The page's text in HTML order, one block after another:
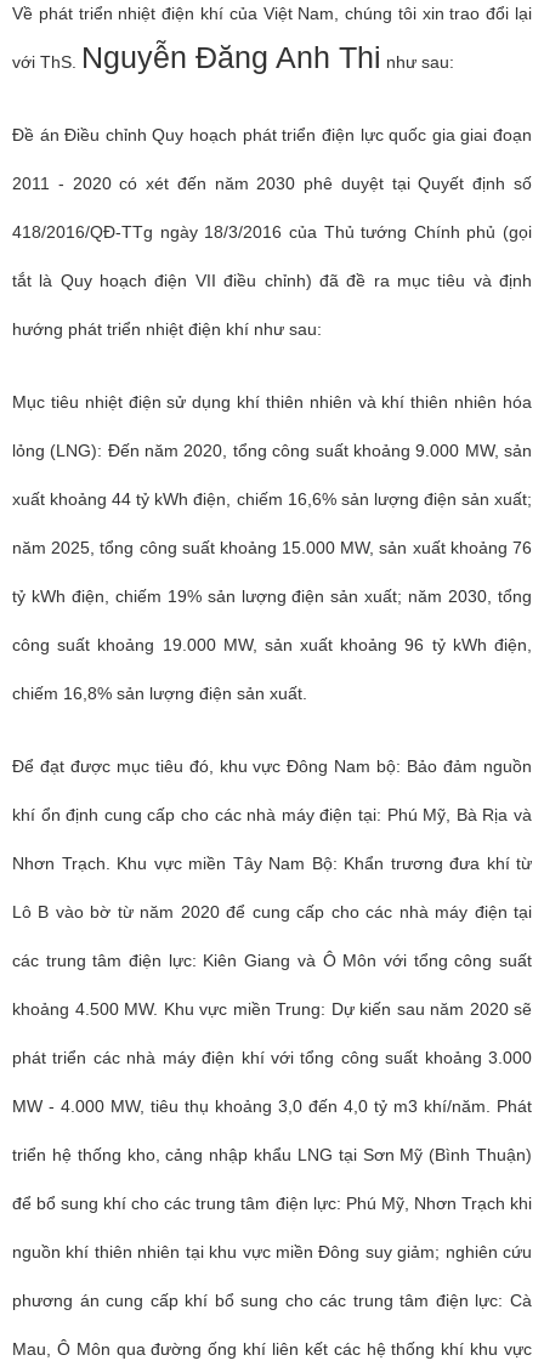
Về phát triển nhiệt điện khí của Việt Nam, chúng tôi xin trao đổi lại
với ThS. Nguyễn Đăng Anh Thi như sau:
Đề án Điều chỉnh Quy hoạch phát triển điện lực quốc gia giai đoạn
2011 - 2020 có xét đến năm 2030 phê duyệt tại Quyết định số
418/2016/QĐ-TTg ngày 18/3/2016 của Thủ tướng Chính phủ (gọi
tắt là Quy hoạch điện VII điều chỉnh) đã đề ra mục tiêu và định
hướng phát triển nhiệt điện khí như sau:
Mục tiêu nhiệt điện sử dụng khí thiên nhiên và khí thiên nhiên hóa
lỏng (LNG): Đến năm 2020, tổng công suất khoảng 9.000 MW, sản
xuất khoảng 44 tỷ kWh điện, chiếm 16,6% sản lượng điện sản xuất;
năm 2025, tổng công suất khoảng 15.000 MW, sản xuất khoảng 76
tỷ kWh điện, chiếm 19% sản lượng điện sản xuất; năm 2030, tổng
công suất khoảng 19.000 MW, sản xuất khoảng 96 tỷ kWh điện,
chiếm 16,8% sản lượng điện sản xuất.
Để đạt được mục tiêu đó, khu vực Đông Nam bộ: Bảo đảm nguồn
khí ổn định cung cấp cho các nhà máy điện tại: Phú Mỹ, Bà Rịa và
Nhơn Trạch. Khu vực miền Tây Nam Bộ: Khẩn trương đưa khí từ
Lô B vào bờ từ năm 2020 để cung cấp cho các nhà máy điện tại
các trung tâm điện lực: Kiên Giang và Ô Môn với tổng công suất
khoảng 4.500 MW. Khu vực miền Trung: Dự kiến sau năm 2020 sẽ
phát triển các nhà máy điện khí với tổng công suất khoảng 3.000
MW - 4.000 MW, tiêu thụ khoảng 3,0 đến 4,0 tỷ m3 khí/năm. Phát
triển hệ thống kho, cảng nhập khẩu LNG tại Sơn Mỹ (Bình Thuận)
để bổ sung khí cho các trung tâm điện lực: Phú Mỹ, Nhơn Trạch khi
nguồn khí thiên nhiên tại khu vực miền Đông suy giảm; nghiên cứu
phương án cung cấp khí bổ sung cho các trung tâm điện lực: Cà
Mau, Ô Môn qua đường ống khí liên kết các hệ thống khí khu vực